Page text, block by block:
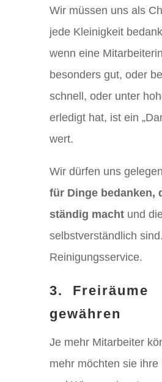
Wir müssen uns als
jede Kleinigkeit
wenn eine
besonders gut, oder
schnell, oder unter
erledigt hat, ist ein
wert.
Wir dürfen uns
für Dinge bedanken,
ständig machtund
selbstverständlich
Reinigungsservice.
3.
Freiräume
gewähren
Je mehr Mitarbeiter
mehr möchten sie ihre